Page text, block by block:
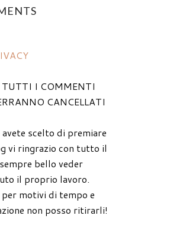
TUTTI I COMMENTI
CANCELLATI
avete scelto di premiare
vi ringrazio con tutto il
bello veder
il proprio lavoro.
motivi di tempo e
non posso ritirarli!